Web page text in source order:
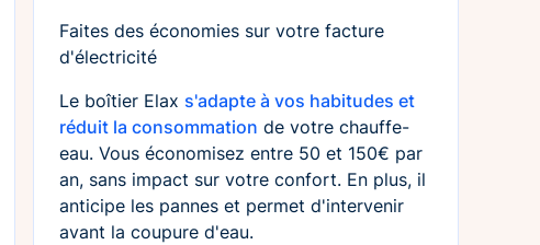
Faites des économies sur votre facture
d'électricité
Le boîtier Elax s'adapte à vos habitudes et
réduit la consommation de votre chauffe-
eau. Vous économisez entre 50 et 150€ par
an, sans impact sur votre confort. En plus, il
anticipe les pannes et permet d'intervenir
avant la coupure d'eau.